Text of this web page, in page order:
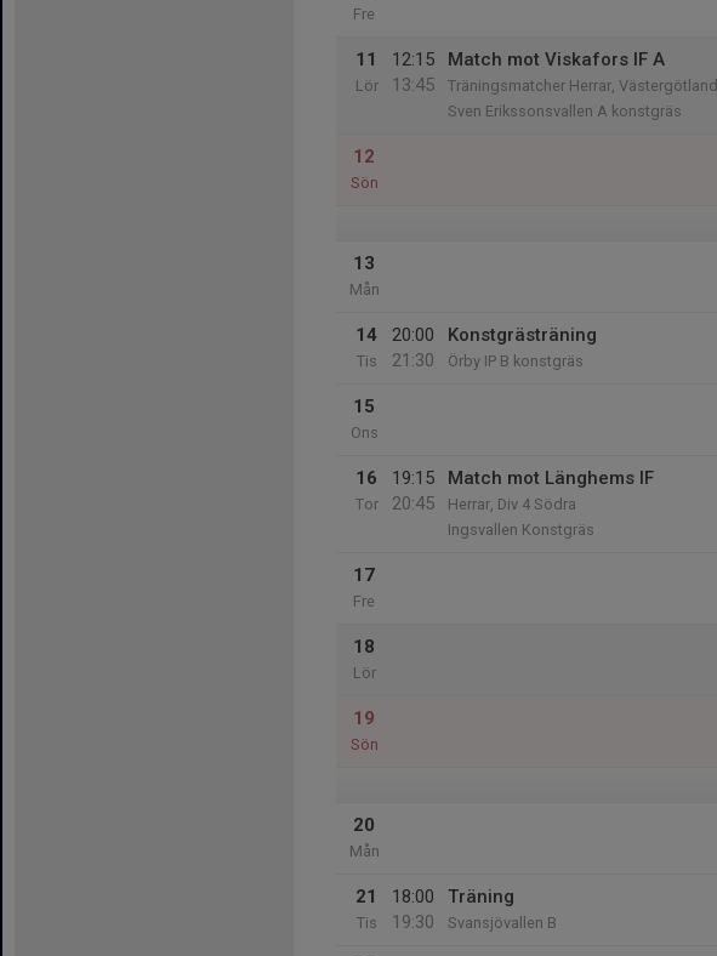
Fre
11
Lör
12:15
13:45
Match mot Viskafors IF A
Träningsmatcher Herrar, Västergötland
Sven Erikssonsvallen A konstgräs
12
Sön
13
Mån
14
Tis
20:00
21:30
Konstgrästräning
Örby IP B konstgräs
15
Ons
16
Tor
19:15
20:45
Match mot Länghems IF
Herrar, Div 4 Södra
Ingsvallen Konstgräs
17
Fre
18
Lör
19
Sön
20
Mån
21
Tis
18:00
19:30
Träning
Svansjövallen B